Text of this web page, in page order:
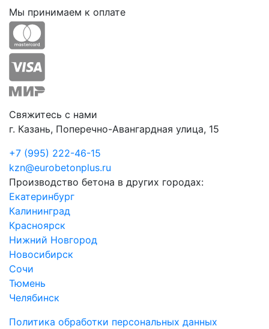
Мы принимаем к оплате
Свяжитесь с нами
г. Казань, Поперечно-Авангардная улица, 15
+7 (995) 222-46-15
kzn@eurobetonplus.ru
Производство бетона в других городах:
Екатеринбург
Калининград
Красноярск
Нижний Новгород
Новосибирск
Сочи
Тюмень
Челябинск
Политика обработки персональных данных